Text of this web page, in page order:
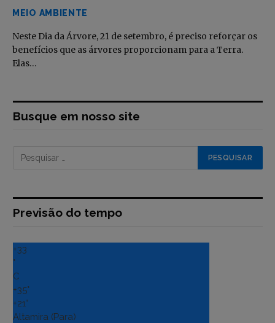
MEIO AMBIENTE
Neste Dia da Árvore, 21 de setembro, é preciso reforçar os
benefícios que as árvores proporcionam para a Terra.
Elas…
Busque em nosso site
Previsão do tempo
+33
°
C
+35°
+21°
Altamira (Para)